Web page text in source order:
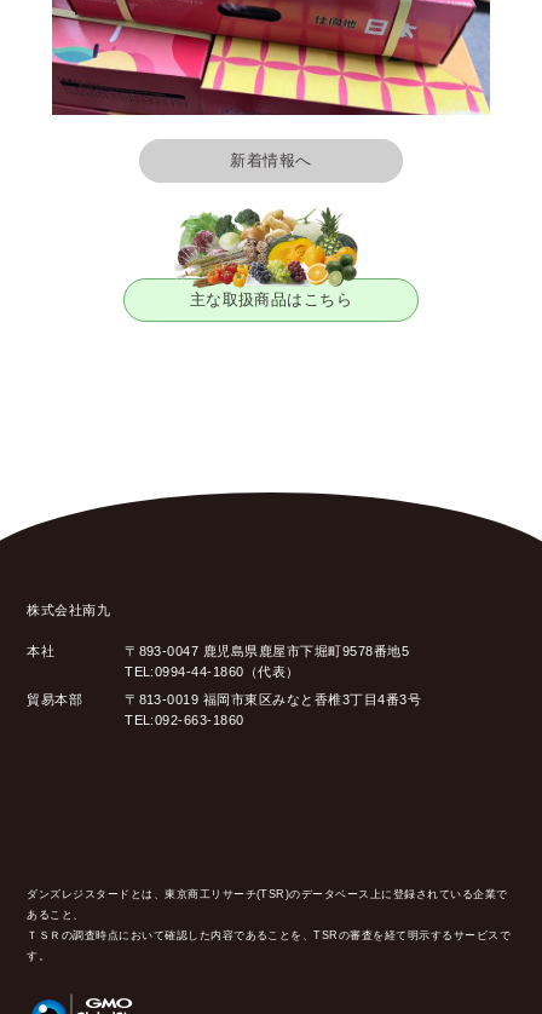
新着情報へ
主な取扱商品はこちら
株式会社南九
本社
〒893-0047 鹿児島県鹿屋市下堀町9578番地5
TEL:0994-44-1860（代表）
貿易本部
〒813-0019 福岡市東区みなと香椎3丁目4番3号
TEL:092-663-1860
ダンズレジスタードとは、東京商工リサーチ(TSR)のデータベース上に登録されている企業で
あること、
ＴＳＲの調査時点において確認した内容であることを、TSRの審査を経て明示するサービスで
す。